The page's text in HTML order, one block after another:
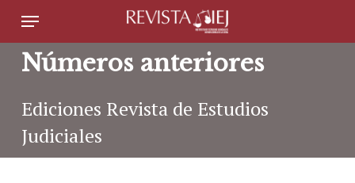
Skip
to
main
Menu
Números anteriores
Ediciones Revista de Estudios
Judiciales